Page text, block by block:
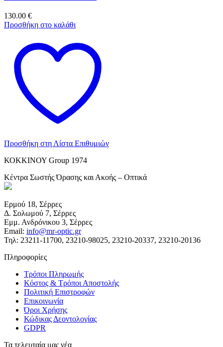
130.00 €
Προσθήκη στο καλάθι
Προσθήκη στη Λίστα Επιθυμιών
ΚΟΚΚΙΝΟΥ Group 1974
Κέντρα Σωστής Όρασης και Ακοής – Οπτικά
Ερμού 18, Σέρρες
Δ. Σολωμού 7, Σέρρες
Εμμ. Ανδρόνικου 3, Σέρρες
Email: info@mr-optic.gr
Τηλ: 23211-11700, 23210-98025, 23210-20337, 23210-20136
Πληροφορίες
Τρόποι Πληρωμής
Κόστος & Τρόποι Αποστολής
Πολιτική Επιστροφών
Επικοινωνία
Όροι Χρήσης
Κώδικας Δεοντολογίας
GDPR
Τα τελευταία μας νέα